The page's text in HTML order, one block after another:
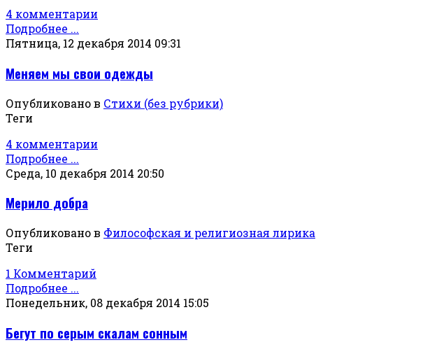
4 комментарии
Подробнее ...
Пятница, 12 декабря 2014 09:31
Меняем мы свои одежды
Опубликовано в Стихи (без рубрики)
Теги
4 комментарии
Подробнее ...
Среда, 10 декабря 2014 20:50
Мерило добра
Опубликовано в Философская и религиозная лирика
Теги
1 Комментарий
Подробнее ...
Понедельник, 08 декабря 2014 15:05
Бегут по серым скалам сонным